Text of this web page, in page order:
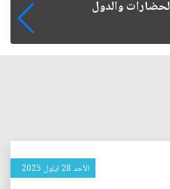
على صفيح ساخن
الأحد 28 ايلول 2025